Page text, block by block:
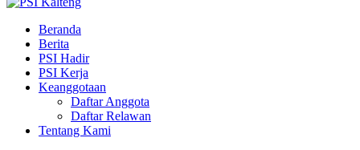
Beranda
Berita
PSI Hadir
PSI Kerja
Keanggotaan
Daftar Anggota
Daftar Relawan
Tentang Kami